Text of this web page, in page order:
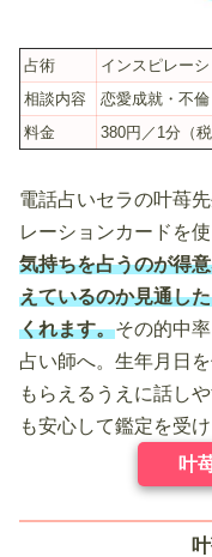
占術
インスピレー
相談内容
恋愛成就・不
料金
380円／1分（税
電話占いセラの叶苺
レーションカードを
気持ちを占うのが得
えているのか見通し
くれます。その的中
占い師へ。生年月日
もらえるうえに話し
も安心して鑑定を受け
叶